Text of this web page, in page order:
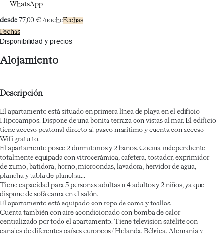
WhatsApp
desde 77,00 € /nocheFechas
Fechas
Disponibilidad y precios
Alojamiento
Descripción
El apartamento está situado en primera línea de playa en el edificio
Hipocampos. Dispone de una bonita terraza con vistas al mar. El edificio
tiene acceso peatonal directo al paseo marítimo y cuenta con acceso
Wifi gratuito.
El apartamento posee 2 dormitorios y 2 baños. Cocina independiente
totalmente equipada con vitrocerámica, cafetera, tostador, exprimidor
de zumo, batidora, horno, microondas, lavadora, hervidor de agua,
plancha y tabla de planchar...
Tiene capacidad para 5 personas adultas o 4 adultos y 2 niños, ya que
dispone de sofá cama en el salón.
El apartamento está equipado con ropa de cama y toallas.
Cuenta también con aire acondicionado con bomba de calor
centralizado por todo el apartamento. Tiene televisión satélite con
canales de diferentes países europeos (Holanda, Bélgica, Alemania y